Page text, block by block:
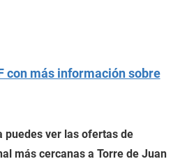
con más información sobre
puedes ver las ofertas de
más cercanas a Torre de Juan